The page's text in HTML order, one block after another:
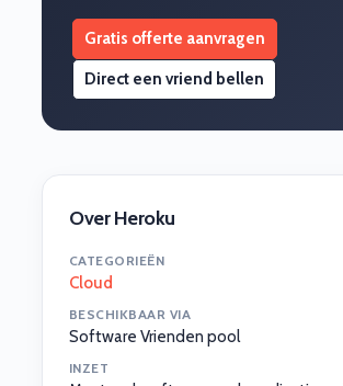
Gratis offerte aanvragen
Direct een vriend bellen
Over Heroku
CATEGORIEËN
Cloud
BESCHIKBAAR VIA
Software Vrienden pool
INZET